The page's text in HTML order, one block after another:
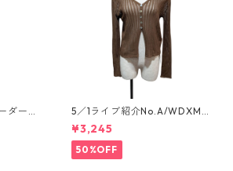
ダーカ
5／1ライブ紹介No.A/WDXM-
777 シアーリブ編みニットカー
ディガン
¥3,245
50%OFF